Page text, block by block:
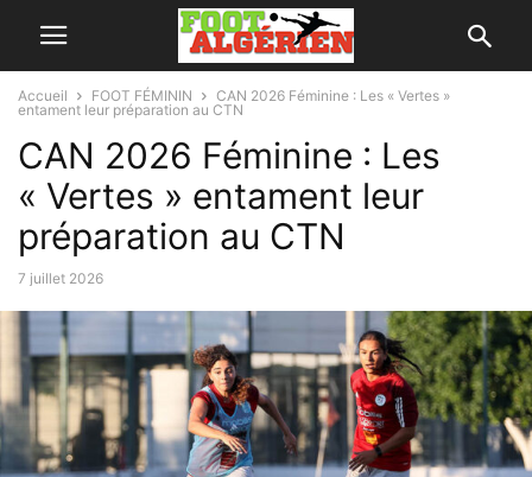
Accueil FOOT FÉMININ
CAN 2026 Féminine : Les « Vertes »
entament leur préparation au CTN
CAN 2026 Féminine : Les
« Vertes » entament leur
préparation au CTN
7 juillet 2026